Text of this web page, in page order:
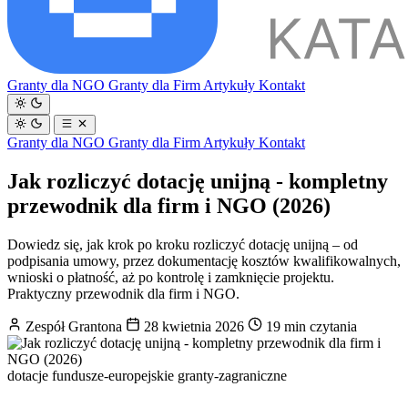
Granty dla NGO Granty dla Firm Artykuły Kontakt
Granty dla NGO Granty dla Firm Artykuły Kontakt
Jak rozliczyć dotację unijną - kompletny
przewodnik dla firm i NGO (2026)
Dowiedz się, jak krok po kroku rozliczyć dotację unijną – od
podpisania umowy, przez dokumentację kosztów kwalifikowalnych,
wnioski o płatność, aż po kontrolę i zamknięcie projektu.
Praktyczny przewodnik dla firm i NGO.
Zespół Grantona 28 kwietnia 2026 19 min czytania
dotacje fundusze-europejskie granty-zagraniczne